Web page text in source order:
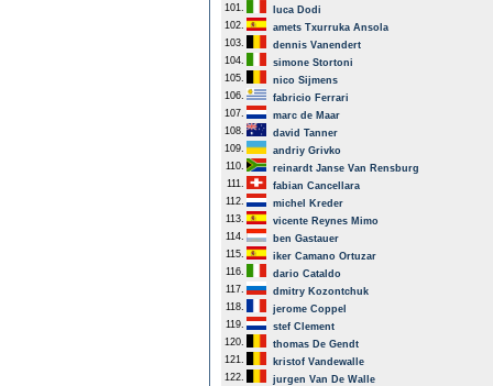
101.
luca Dodi
102.
amets Txurruka Ansola
103.
dennis Vanendert
104.
simone Stortoni
105.
nico Sijmens
106.
fabricio Ferrari
107.
marc de Maar
108.
david Tanner
109.
andriy Grivko
110.
reinardt Janse Van Rensburg
111.
fabian Cancellara
112.
michel Kreder
113.
vicente Reynes Mimo
114.
ben Gastauer
115.
iker Camano Ortuzar
116.
dario Cataldo
117.
dmitry Kozontchuk
118.
jerome Coppel
119.
stef Clement
120.
thomas De Gendt
121.
kristof Vandewalle
122.
jurgen Van De Walle